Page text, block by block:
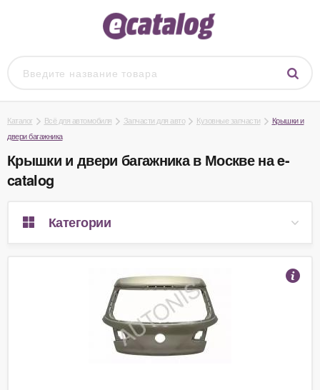
Каталог Всё для автомобиля Запчасти для авто Кузовные запчасти
Крышки и
двери багажника
Крышки и двери багажника в Москве на e-
catalog
Категории